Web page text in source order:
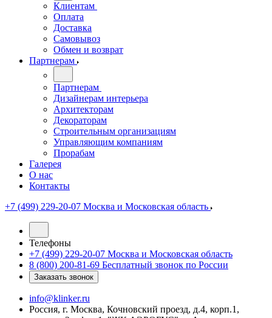
Клиентам
Оплата
Доставка
Самовывоз
Обмен и возврат
Партнерам
Партнерам
Дизайнерам интерьера
Архитекторам
Декораторам
Строительным организациям
Управляющим компаниям
Прорабам
Галерея
О нас
Контакты
+7 (499) 229-20-07 Москва и Московская область
Телефоны
+7 (499) 229-20-07 Москва и Московская область
8 (800) 200-81-69 Бесплатный звонок по России
Заказать звонок
info@klinker.ru
Россия, г. Москва, Кочновский проезд, д.4, корп.1,